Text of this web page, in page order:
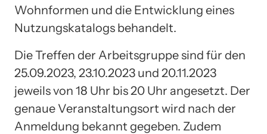
Wohnformen und die Entwicklung eines
Nutzungskatalogs behandelt.
Die Treffen der Arbeitsgruppe sind für den
25.09.2023, 23.10.2023 und 20.11.2023
jeweils von 18 Uhr bis 20 Uhr angesetzt. Der
genaue Veranstaltungsort wird nach der
Anmeldung bekannt gegeben. Zudem